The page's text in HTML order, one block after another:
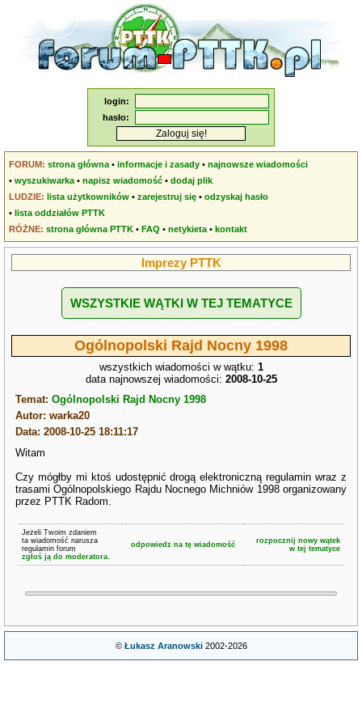
login:
hasło:
FORUM: strona główna •informacje i zasady •najnowsze wiadomości
•wyszukiwarka •napisz wiadomość •dodaj plik
LUDZIE: lista użytkowników •zarejestruj się •odzyskaj hasło
•lista oddziałów PTTK
RÓŻNE: strona główna PTTK •FAQ •netykieta •kontakt
Imprezy PTTK
WSZYSTKIE WĄTKI W TEJ TEMATYCE
Ogólnopolski Rajd Nocny 1998
wszystkich wiadomości w wątku: 1
data najnowszej wiadomości: 2008-10-25
Temat:Ogólnopolski Rajd Nocny 1998
Autor: warka20
Data: 2008-10-25 18:11:17
Witam
Czy mógłby mi ktoś udostępnić drogą elektroniczną regulamin wraz z
trasami Ogólnopolskiego Rajdu Nocnego Michniów 1998 organizowany
przez PTTK Radom.
Jeżeli Twoim zdaniem
ta wiadomość narusza
regulamin forum
zgłoś ją do moderatora.
odpowiedz na tę wiadomość
rozpocznij nowy wątek
w tej tematyce
© Łukasz Aranowski2002-2026